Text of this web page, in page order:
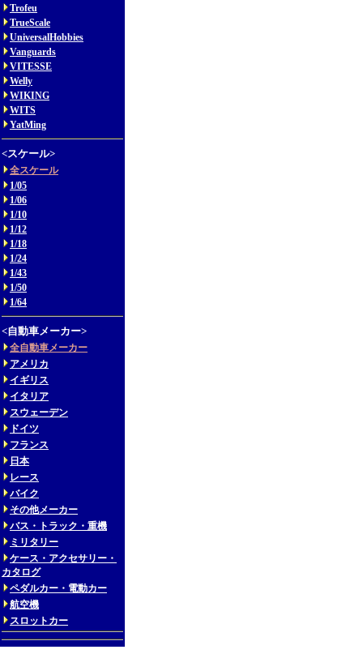
Trofeu
TrueScale
UniversalHobbies
Vanguards
VITESSE
Welly
WIKING
WITS
YatMing
<スケール>
全スケール
1/05
1/06
1/10
1/12
1/18
1/24
1/43
1/50
1/64
<自動車メーカー>
全自動車メーカー
アメリカ
イギリス
イタリア
スウェーデン
ドイツ
フランス
日本
レース
バイク
その他メーカー
バス・トラック・重機
ミリタリー
ケース・アクセサリー・
カタログ
ペダルカー・電動カー
航空機
スロットカー